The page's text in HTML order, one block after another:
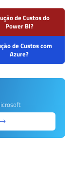
de Custos do
Power BI?
de Custos com
Azure?